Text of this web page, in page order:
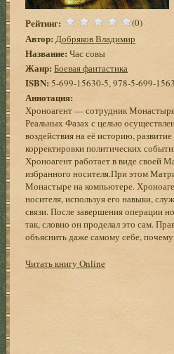
Рейтинг: (0)
Автор: Добряков Владимир
Название: Час совы
Жанр: Боевая фантастика
ISBN: 5-699-15630-5, 978-5-699-
Аннотация:
Хроноагент — сотрудник
Реальных Фазах с целью
воздействия на её историю,
корректировки политических
Хроноагент работает в виде своей
избранного носителя.При этом
Монастыре на компьютере.
носителя, используя его навыки,
связи. После завершения операции
так, словно он проделал это сам.
объяснить даже самому себе,
Читать книгу Online